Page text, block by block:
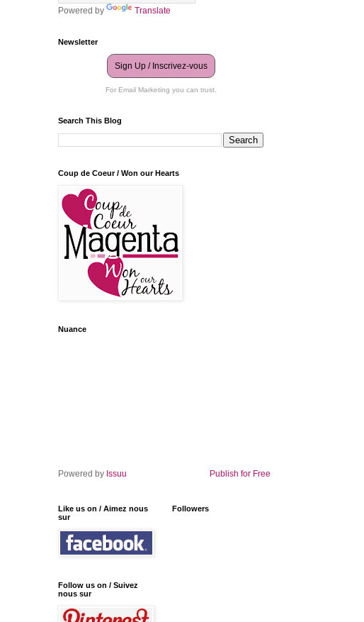
Powered by Translate
Newsletter
Sign Up / Inscrivez-vous
For Email Marketing you can trust.
Search This Blog
Coup de Coeur / Won our Hearts
Nuance
Powered by Issuu Publish for Free
Like us on / Aimez nous
sur
Follow us on / Suivez
nous sur
Followers